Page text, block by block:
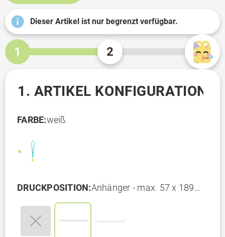
Dieser Artikel ist nur begrenzt verfügbar.
1 2
1. ARTIKEL KONFIGURATION
FARBE:weiß
DRUCKPOSITION:Anhänger - max. 57 x 189